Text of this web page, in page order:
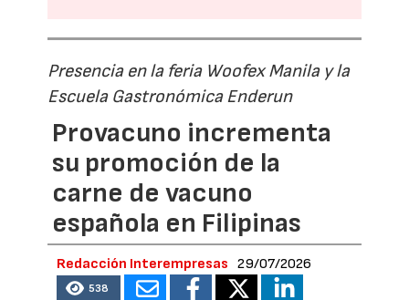
Presencia en la feria Woofex Manila y la
Escuela Gastronómica Enderun
Provacuno incrementa
su promoción de la
carne de vacuno
española en Filipinas
Redacción Interempresas 29/07/2026
538